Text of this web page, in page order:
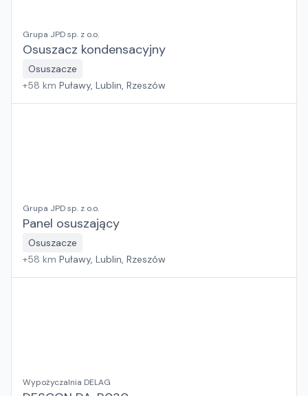
Grupa JPD sp. z o.o.
Osuszacz kondensacyjny
Osuszacze
+58 km Puławy, Lublin, Rzeszów
Grupa JPD sp. z o.o.
Panel osuszający
Osuszacze
+58 km Puławy, Lublin, Rzeszów
Wypożyczalnia DELAG